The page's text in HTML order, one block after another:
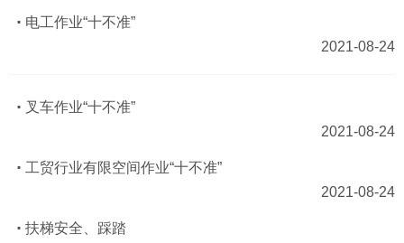
电工作业“十不准”
2021-08-24
叉车作业“十不准”
2021-08-24
工贸行业有限空间作业“十不准”
2021-08-24
扶梯安全、踩踏